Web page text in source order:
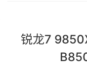
锐龙7